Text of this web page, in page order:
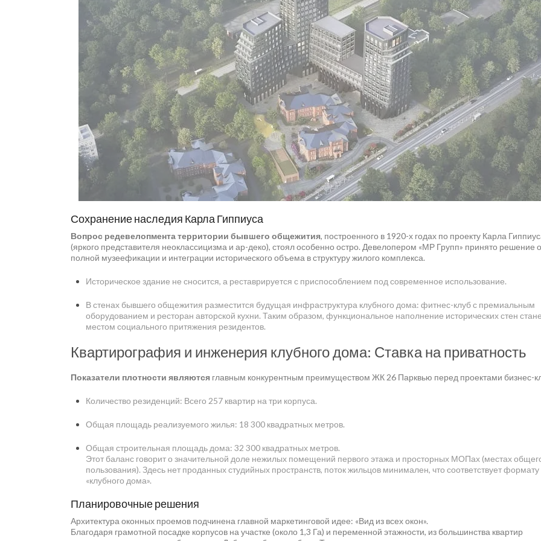
Сохранение наследия Карла Гиппиуса
Вопрос редевелопмента территории бывшего общежития, построенного в 1920-х годах по проекту Карла
(яркого представителя неоклассицизма и ар-деко), стоял особенно остро. Девелопером «МР Групп» принято решение о
полной музеефикации и интеграции исторического объема в структуру жилого комплекса.
Историческое здание не сносится, а реставрируется с приспособлением под современное использование.
В стенах бывшего общежития разместится будущая инфраструктура клубного дома: фитнес-клуб с премиальным
оборудованием и ресторан авторской кухни. Таким образом, функциональное наполнение исторических стен
местом социального притяжения резидентов.
Квартирография и инженерия клубного дома: Ставка на приватность
Показатели плотности являются главным конкурентным преимуществом ЖК 26 Парквью перед проектами бизнес-
Количество резиденций: Всего 257 квартир на три корпуса.
Общая площадь реализуемого жилья: 18 300 квадратных метров.
Общая строительная площадь дома: 32 300 квадратных метров.
Этот баланс говорит о значительной доле нежилых помещений первого этажа и просторных МОПах (местах
пользования). Здесь нет проданных студийных пространств, поток жильцов минимален, что соответствует формату
«клубного дома».
Планировочные решения
Архитектура оконных проемов подчинена главной маркетинговой идее: «Вид из всех окон».
Благодаря грамотной посадке корпусов на участке (около 1,3 Га) и переменной этажности, из большинства квартир